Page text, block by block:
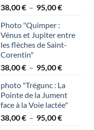
38,00€ – 95,00€Plage
38,00 €
à
Photo "Quimper :
Vénus et Jupiter entre
les flèches de Saint-
Corentin"
38,00€ – 95,00€Plage
prix :
38,00 €
à
95,00 €
photo "Trégunc : La
Pointe de la Jument
face à la Voie lactée"
38,00€ – 95,00€Plage